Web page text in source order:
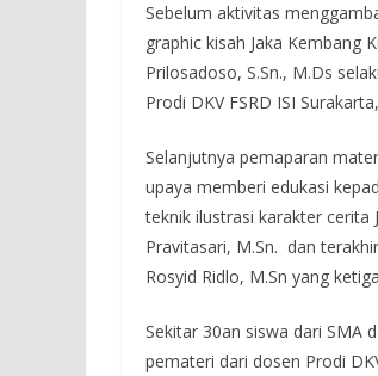
Sebelum aktivitas
graphic kisah Jaka Kembang
Prilosadoso, S.Sn., M.Ds
Prodi DKV FSRD ISI
Selanjutnya pemaparan
upaya memberi edukasi
teknik ilustrasi karakter cerita
Pravitasari, M.Sn. dan
Rosyid Ridlo, M.Sn yang
Sekitar 30an siswa dari SMA
pemateri dari dosen Prodi